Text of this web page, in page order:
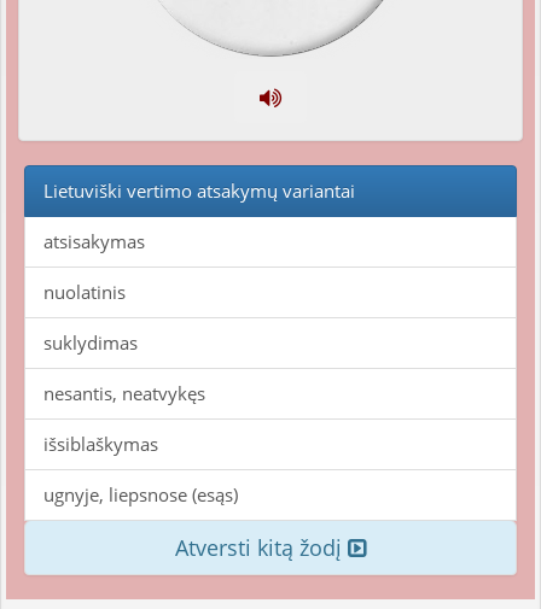
Lietuviški vertimo atsakymų variantai
atsisakymas
nuolatinis
suklydimas
nesantis, neatvykęs
išsiblaškymas
ugnyje, liepsnose (esąs)
Atversti kitą žodį